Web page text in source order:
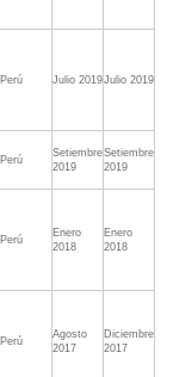
Perú Julio 2019Julio 2019
Perú
Setiembre
2019
Setiembre
2019
Perú
Enero
2018
Enero
2018
Perú
Agosto
2017
Diciembre
2017